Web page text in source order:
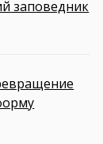
заповедник